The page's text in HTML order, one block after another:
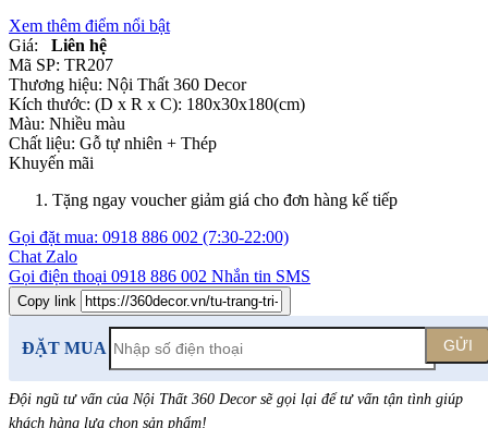
Xem thêm điểm nổi bật
Giá:
Liên hệ
Mã SP: TR207
Thương hiệu: Nội Thất 360 Decor
Kích thước: (D x R x C): 180x30x180(cm)
Màu: Nhiều màu
Chất liệu: Gỗ tự nhiên + Thép
Khuyến mãi
Tặng ngay voucher giảm giá cho đơn hàng kế tiếp
Gọi đặt mua: 0918 886 002 (7:30-22:00)
Chat Zalo
Gọi điện thoại 0918 886 002 Nhắn tin SMS
Copy link
ĐẶT MUA GỬI
Đội ngũ tư vấn của Nội Thất 360 Decor sẽ gọi lại để tư vấn tận tình giúp
khách hàng lựa chọn sản phẩm!